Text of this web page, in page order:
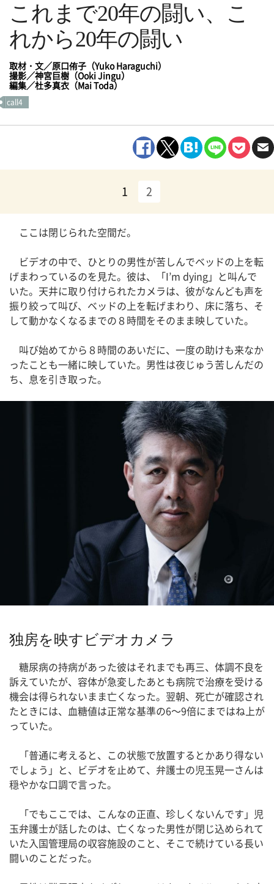
これまで20年の闘い、こ
れから20年の闘い
取材・文／原口侑子（Yuko Haraguchi）
撮影／神宮巨樹（Ooki Jingu）
編集／杜多真衣（Mai Toda）
call4
1 2
ここは閉じられた空間だ。
ビデオの中で、ひとりの男性が苦しんでベッドの上を転
げまわっているのを見た。彼は、「I’m dying」と叫んで
いた。天井に取り付けられたカメラは、彼がなんども声を
振り絞って叫び、ベッドの上を転げまわり、床に落ち、そ
して動かなくなるまでの８時間をそのまま映していた。
叫び始めてから８時間のあいだに、一度の助けも来なか
ったことも一緒に映していた。男性は夜じゅう苦しんだの
ち、息を引き取った。
独房を映すビデオカメラ
糖尿病の持病があった彼はそれまでも再三、体調不良を
訴えていたが、容体が急変したあとも病院で治療を受ける
機会は得られないまま亡くなった。翌朝、死亡が確認され
たときには、血糖値は正常な基準の6～9倍にまではね上が
っていた。
「普通に考えると、この状態で放置するとかあり得ない
でしょう」と、ビデオを止めて、弁護士の児玉晃一さんは
穏やかな口調で言った。
「でもここでは、こんなの正直、珍しくないんです」児
玉弁護士が話したのは、亡くなった男性が閉じ込められて
いた入国管理局の収容施設のこと、そこで続けている長い
闘いのことだった。